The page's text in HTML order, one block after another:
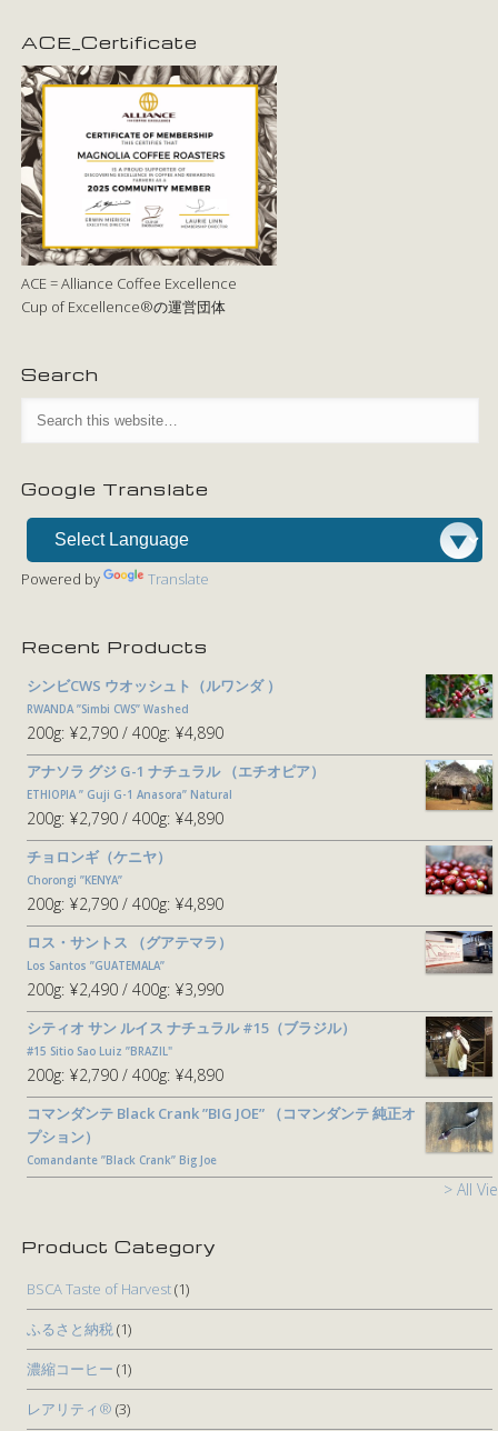
ACE_Certificate
ACE = Alliance Coffee Excellence
Cup of Excellence®の運営団体
Search
Google Translate
Powered by Translate
Recent Products
シンビCWS ウオッシュト（ルワンダ ）
RWANDA ”Simbi CWS” Washed
200g: ¥2,790 400g: ¥4,890
アナソラ グジ G-1 ナチュラル （エチオピア）
ETHIOPIA ” Guji G-1 Anasora” Natural
200g: ¥2,790 400g: ¥4,890
チョロンギ（ケニヤ）
Chorongi ”KENYA”
200g: ¥2,790 400g: ¥4,890
ロス・サントス （グアテマラ）
Los Santos ”GUATEMALA”
200g: ¥2,490 400g: ¥3,990
シティオ サン ルイス ナチュラル #15（ブラジル）
#15 Sitio Sao Luiz ”BRAZIL"
200g: ¥2,790 400g: ¥4,890
コマンダンテ Black Crank ”BIG JOE” （コマンダンテ 純正オ
プション）
Comandante ”Black Crank” Big Joe
> All
Product Category
BSCA Taste of Harvest(1)
ふるさと納税(1)
濃縮コーヒー (1)
レアリティ® (3)